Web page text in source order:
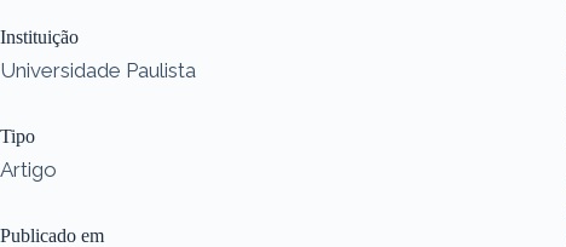
Instituição
Universidade Paulista
Tipo
Artigo
Publicado em